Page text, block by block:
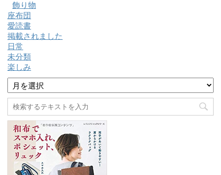
飾り物
座布団
愛読書
掲載されました
日常
未分類
楽しみ
ア
ー
カ
イ
ブ